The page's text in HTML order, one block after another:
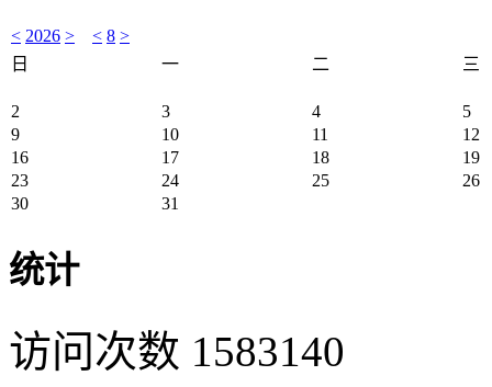
< 2026 > < 8 >
日
一 二 三
2 3 4
5
9
10 11
12
16
17 18
19
23
24 25
26
30
31
统计
访问次数 1583140